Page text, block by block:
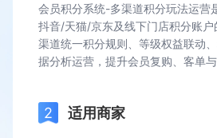
会员积分系统-多渠道积分玩法运营
抖音/天猫/京东及线下门店积分账
渠道统一积分规则、等级权益联动
据分析运营，提升会员复购、客单与
适用商家